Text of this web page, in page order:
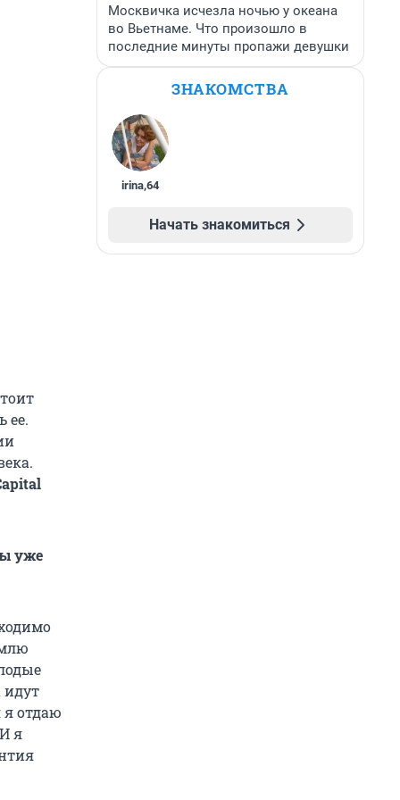
ее.
уже
идут
я отдаю
я
Москвичка исчезла ночью у океана
во Вьетнаме. Что произошло в
последние минуты пропажи девушки
ЗНАКОМСТВА
irina,64
Начать знакомиться